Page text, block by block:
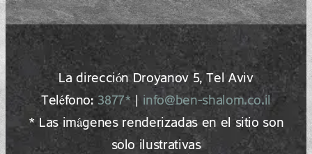
La dirección Droyanov 5, Tel Aviv
Teléfono:3877* | info@ben-shalom.co.il
* Las imágenes renderizadas en el sitio son
solo ilustrativas